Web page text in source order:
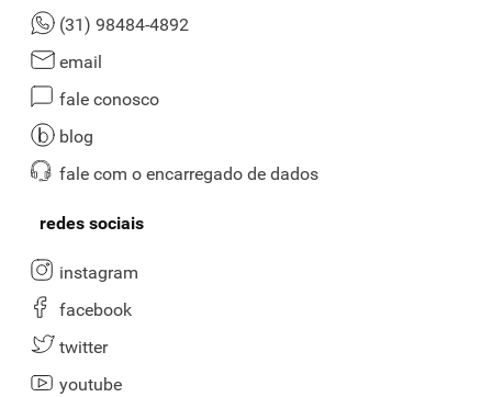
(31) 98484-4892
email
fale conosco
blog
fale com o encarregado de dados
redes sociais
instagram
facebook
twitter
youtube